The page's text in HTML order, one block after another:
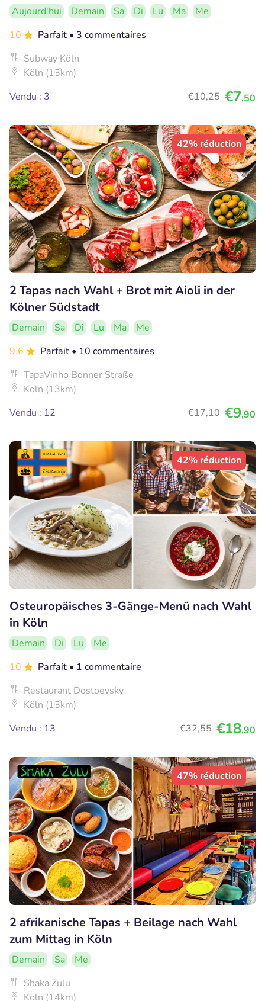
Aujourd'hui Demain Sa Di Lu Ma
Me
10
Parfait • 3 commentaires
Subway Köln
Köln (13km)
Vendu : 3
€10,25 €7,50
42% réduction
2 Tapas nach Wahl + Brot mit Aioli in der
Kölner Südstadt
Demain Sa Di Lu Ma
Me
9.6
Parfait • 10 commentaires
TapaVinho Bonner Straße
Köln (13km)
Vendu : 12
€17,10 €9,90
42% réduction
Osteuropäisches 3-Gänge-Menü nach Wahl
in Köln
Demain Di Lu
Me
10
Parfait • 1 commentaire
Restaurant Dostoevsky
Köln (13km)
Vendu : 13
€32,55 €18,90
47% réduction
2 afrikanische Tapas + Beilage nach Wahl
zum Mittag in Köln
Demain Sa
Me
Shaka Zulu
Köln (14km)